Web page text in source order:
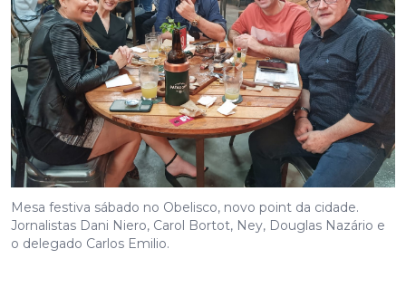
Mesa festiva sábado no Obelisco, novo point da cidade.
Jornalistas Dani Niero, Carol Bortot, Ney, Douglas Nazário e
o delegado Carlos Emilio.